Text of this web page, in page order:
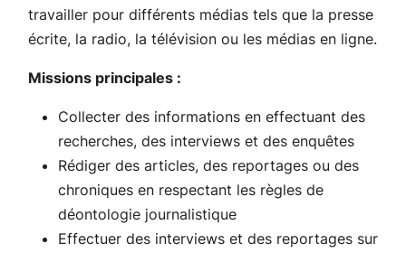
travailler pour différents médias tels que la presse
écrite, la radio, la télévision ou les médias en ligne.
Missions principales :
Collecter des informations en effectuant des
recherches, des interviews et des enquêtes
Rédiger des articles, des reportages ou des
chroniques en respectant les règles de
déontologie journalistique
Effectuer des interviews et des reportages sur